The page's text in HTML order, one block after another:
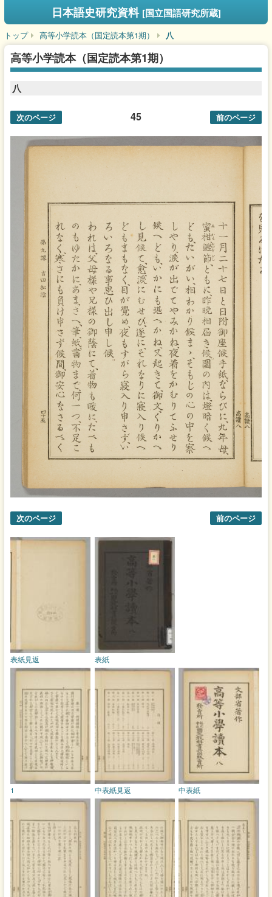
日本語史研究資料 [国立国語研究所蔵]
トップ 高等小学読本（国定読本第1期） 八
高等小学読本（国定読本第1期）
八
45
次のページ 前のページ
次のページ 前のページ
表紙
表紙見返
中表紙
中表紙見返
1